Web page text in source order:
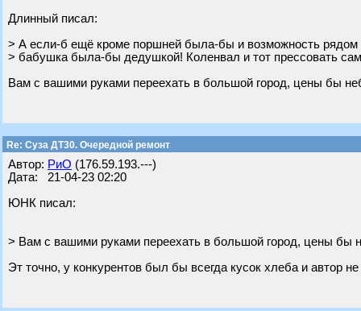
Длинный писал:
> А если-б ещё кроме поршней была-бы и возможность рядом
> бабушка была-бы дедушкой! Коленвал и тот прессовать
Вам с вашими руками переехать в большой город, цены бы
Re: Суза ДТ30. Очередной ремонт
Автор: РиО (176.59.193.---)
Дата: 21-04-23 02:20
ЮНК писал:
> Вам с вашими руками переехать в большой город, цены бы
Эт точно, у конкурентов был бы всегда кусок хлеба и автор